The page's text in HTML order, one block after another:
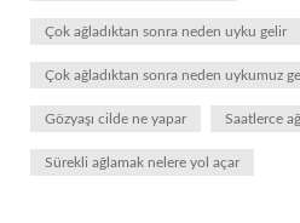
Çok ağladıktan sonra neden uyku gelir
Çok ağladıktan sonra neden uykumuz
Gözyaşı cilde ne yapar Saatlerce
Sürekli ağlamak nelere yol açar